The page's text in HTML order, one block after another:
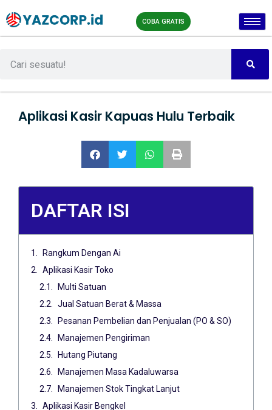
COBA GRATIS
Aplikasi Kasir Kapuas Hulu Terbaik
DAFTAR ISI
Rangkum Dengan Ai
Aplikasi Kasir Toko
Multi Satuan
Jual Satuan Berat & Massa
Pesanan Pembelian dan Penjualan (PO & SO)
Manajemen Pengiriman
Hutang Piutang
Manajemen Masa Kadaluwarsa
Manajemen Stok Tingkat Lanjut
Aplikasi Kasir Bengkel